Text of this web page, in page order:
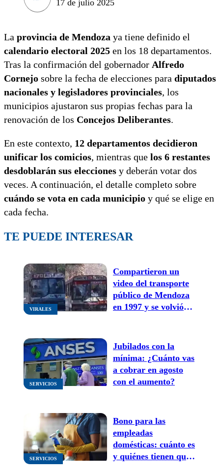
17 de julio 2025
La provincia de Mendoza ya tiene definido el
calendario electoral 2025 en los 18 departamentos.
Tras la confirmación del gobernador Alfredo
Cornejo sobre la fecha de elecciones para diputados
nacionales y legisladores provinciales, los
municipios ajustaron sus propias fechas para la
renovación de los Concejos Deliberantes.
En este contexto, 12 departamentos decidieron
unificar los comicios, mientras que los 6 restantes
desdoblarán sus elecciones y deberán votar dos
veces. A continuación, el detalle completo sobre
cuándo se vota en cada municipio y qué se elige en
cada fecha.
TE PUEDE INTERESAR
VIRALES
Compartieron un
video del transporte
público de Mendoza
en 1997 y se volvió
SERVICIOS
Jubilados con la
mínima: ¿Cuánto vas
a cobrar en agosto
con el aumento?
SERVICIOS
Bono para las
empleadas
domésticas: cuánto es
y quiénes tienen que